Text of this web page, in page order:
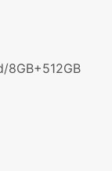
8GB+512GB